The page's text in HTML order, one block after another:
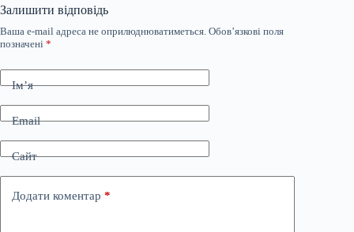
Залишити відповідь
Ваша e-mail адреса не оприлюднюватиметься. Обов’язкові поля
позначені *
Ім’я
Email
Сайт
Додати коментар *